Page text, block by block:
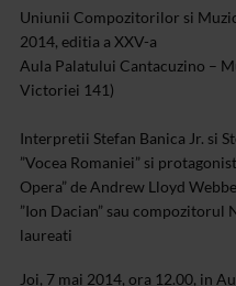
Uniunii Compozitorilor si
2014, editia a XXV-a
Aula Palatului Cantacuzino –
Victoriei 141)
Interpretii Stefan Banica Jr. si
”Vocea Romaniei” si
Opera” de Andrew Lloyd
”Ion Dacian” sau
laureati
Joi, 7 mai 2014, ora 12.00, in